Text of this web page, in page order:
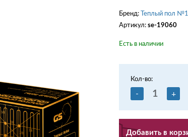
Бренд:
Теплый пол №1
Артикул: se-19060
Есть в наличии
Кол-во:
- +
Добавить в